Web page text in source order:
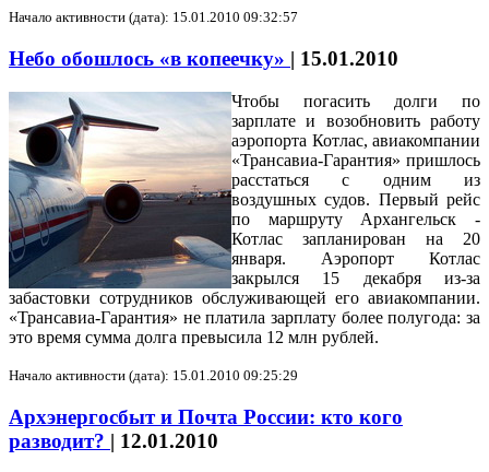
Начало активности (дата): 15.01.2010 09:32:57
Небо обошлось «в копеечку» | 15.01.2010
Чтобы погасить долги по
зарплате и возобновить работу
аэропорта Котлас, авиакомпании
«Трансавиа-Гарантия» пришлось
расстаться с одним из
воздушных судов. Первый рейс
по маршруту Архангельск -
Котлас запланирован на 20
января. Аэропорт Котлас
закрылся 15 декабря из-за
забастовки сотрудников обслуживающей его авиакомпании.
«Трансавиа-Гарантия» не платила зарплату более полугода: за
это время сумма долга превысила 12 млн рублей.
Начало активности (дата): 15.01.2010 09:25:29
Архэнергосбыт и Почта России: кто кого
разводит? | 12.01.2010